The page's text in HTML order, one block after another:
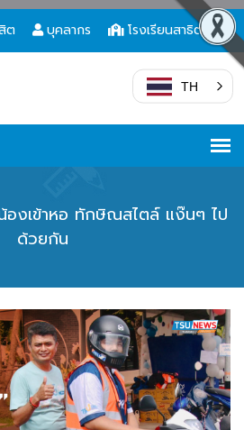
ต บุคลากร โรงเรียนสาธิต
TH
องเข้าหอ ทักษิณสไตล์ แง๊นๆ ไป
ด้วยกัน